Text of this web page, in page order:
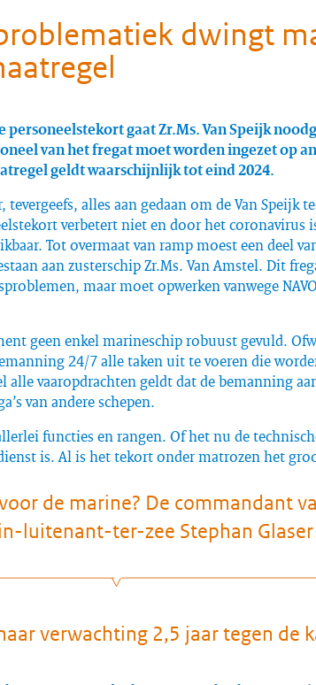
dwingt
personeelstekort gaat Zr.Ms. Van Speijk
van het fregat moet worden ingezet op
geldt waarschijnlijk tot eind 2024.
alles aan gedaan om de Van Speijk
verbetert niet en door het coronavirus
Tot overmaat van ramp moest een deel
aan zusterschip Zr.Ms. Van Amstel. Dit
maar moet opwerken vanwege
geen enkel marineschip robuust gevuld.
24/7 alle taken uit te voeren die
alle vaaropdrachten geldt dat de bemanning
van andere schepen.
functies en rangen. Of het nu de
is. Al is het tekort onder matrozen het
de marine? De commandant
luitenant-ter-zee Stephan
verwachting 2,5 jaar tegen de